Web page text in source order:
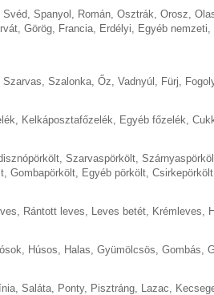
Svéd, Spanyol , Román, Osztrák, Orosz,
, Görög, Francia, Erdélyi, Egyéb nemzeti,
Szarvas, Szalonka, Őz, Vadnyúl , Fürj,
, Kelkáposztafőzelék, Egyéb főzelék,
, Szarvaspörkölt,
, Gombapörkölt, Egyéb pörkölt, Csirkepörkölt
, Rántott leves, Leves betét, Krémleves,
, Húsos, Halas, Gyümölcsös, Gombás,
, Saláta, Ponty, Pisztráng, Lazac,